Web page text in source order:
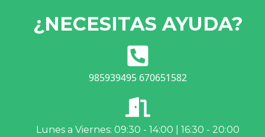
¿NECESITAS AYUDA?
985939495 670651582
Lunes a Viernes: 09:30 - 14:00 | 16:30 - 20:00